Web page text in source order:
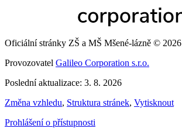
Oficiální stránky ZŠ a MŠ Mšené-lázně © 2026
Provozovatel Galileo Corporation s.r.o.
Poslední aktualizace: 3. 8. 2026
Změna vzhledu, Struktura stránek, Vytisknout
Prohlášení o přístupnosti